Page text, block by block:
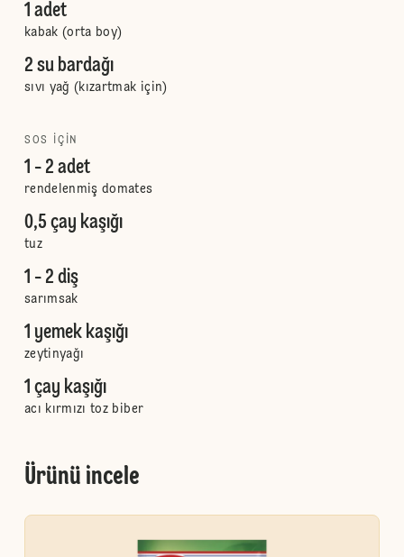
1 adet
kabak (orta boy)
2 su bardağı
sıvı yağ (kızartmak için)
SOS IÇIN
1 - 2 adet
rendelenmiş domates
0,5 çay kaşığı
tuz
1 - 2 diş
sarımsak
1 yemek kaşığı
zeytinyağı
1 çay kaşığı
acı kırmızı toz biber
Ürünü incele